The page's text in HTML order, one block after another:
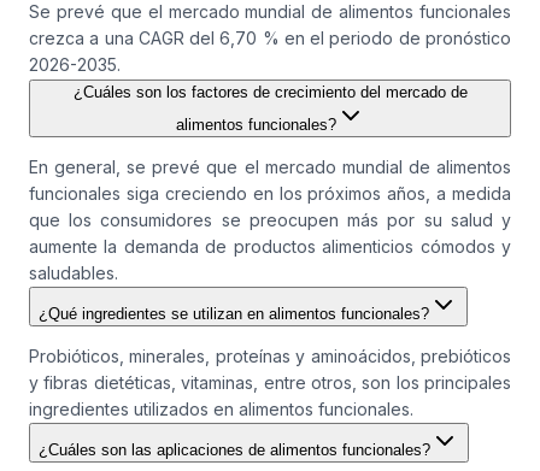
Se prevé que el mercado mundial de alimentos funcionales
crezca a una CAGR del 6,70 % en el periodo de pronóstico
2026-2035.
¿Cuáles son los factores de crecimiento del mercado de
alimentos funcionales?
En general, se prevé que el mercado mundial de alimentos
funcionales siga creciendo en los próximos años, a medida
que los consumidores se preocupen más por su salud y
aumente la demanda de productos alimenticios cómodos y
saludables.
¿Qué ingredientes se utilizan en alimentos funcionales?
Probióticos, minerales, proteínas y aminoácidos, prebióticos
y fibras dietéticas, vitaminas, entre otros, son los principales
ingredientes utilizados en alimentos funcionales.
¿Cuáles son las aplicaciones de alimentos funcionales?